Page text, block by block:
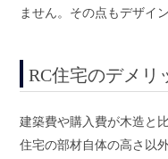
ません。その点もデザイ
RC住宅のデメリ
建築費や購入費が木造と
住宅の部材自体の高さ以